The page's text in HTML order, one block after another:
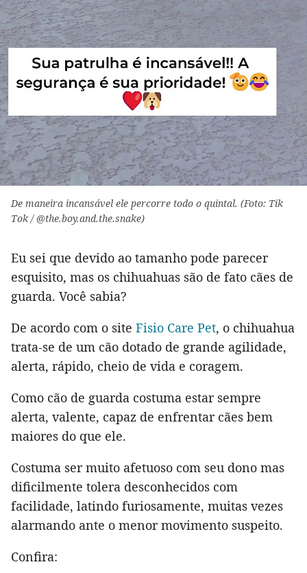
De maneira incansável ele percorre todo o quintal. (Foto: Tik
Tok / @the.boy.and.the.snake)
Eu sei que devido ao tamanho pode parecer
esquisito, mas os chihuahuas são de fato cães de
guarda. Você sabia?
De acordo com o site Fisio Care Pet, o chihuahua
trata-se de um cão dotado de grande agilidade,
alerta, rápido, cheio de vida e coragem.
Como cão de guarda costuma estar sempre
alerta, valente, capaz de enfrentar cães bem
maiores do que ele.
Costuma ser muito afetuoso com seu dono mas
dificilmente tolera desconhecidos com
facilidade, latindo furiosamente, muitas vezes
alarmando ante o menor movimento suspeito.
Confira: